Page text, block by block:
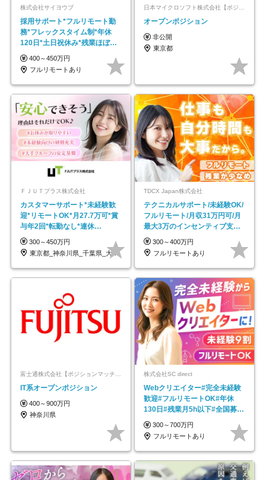
株式会社サイヨウブ
採用サポート*フルリモート勤
務*フレックスタイム制*年休
120日*土日祝休み*残業ほぼな
し*育児中社員8割以上
400～450万円
フルリモートあり
日本マイクロソフト株式会社【ポジションマッチ登録】
オープンポジション
非公開
東京都
ＦＪＵＴプラス株式会社
カスタマーサポート*未経験歓
迎*リモートOK*月27.7万可*賞
与年2回*転勤なし*連休
OK/ZE010232
300～450万円
東京都_神奈川県_千葉県_大阪府_愛知県…
TDCX Japan株式会社
テクニカルサポート/未経験OK/
フルリモート/月収31万円可/月
最大3万のインセンティブ支給/
平均年齢33歳
300～400万円
フルリモートあり
富士通株式会社【ポジションマッチ登録】
IT系オープンポジション
400～900万円
神奈川県
株式会社SC direct
Webクリエイター#完全未経験
歓迎#フルリモートOK#年休
130日#残業月5h以下#全国募集
#最大1年の研修
300～700万円
フルリモートあり